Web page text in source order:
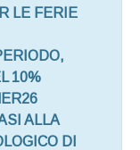
LE FERIE
10%
ALLA
DI